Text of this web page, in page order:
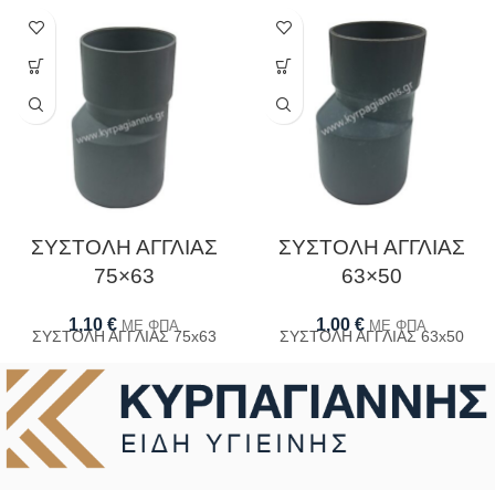
ΣΥΣΤΟΛΗ ΑΓΓΛΙΑΣ
75×63
1,10 € ΜΕ ΦΠΑ
ΣΥΣΤΟΛΗ ΑΓΓΛΙΑΣ 75x63
ΣΥΣΤΟΛΗ ΑΓΓΛΙΑΣ
63×50
1,00 € ΜΕ ΦΠΑ
ΣΥΣΤΟΛΗ ΑΓΓΛΙΑΣ 63x50